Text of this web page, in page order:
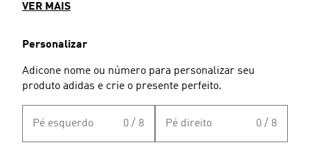
VER MAIS
Personalizar
Adicone nome ou número para personalizar seu
produto adidas e crie o presente perfeito.
Pé esquerdo 0 / 8 Pé direito 0 / 8